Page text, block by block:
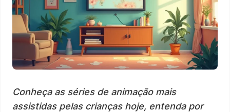
Conheça as séries de animação mais
assistidas pelas crianças hoje, entenda por